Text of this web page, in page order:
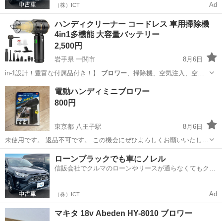
（株）ICT Ad
ハンディクリーナー コードレス 車用掃除機
4in1多機能 大容量バッテリー
2,500円
岩手県 一関市
8月6日
in-1設計！豊富な付属品付き！】 ブロワー、掃除機、空気注入、空気
抜き。このハ…
岩手 一関市 生活家電
電動ハンディミニブロワー
800円
東京都 八王子駅
8月6日
未使用です。 返品不可です。 この機会にぜひよろしくお願いいたしま
す。
東京 八王子市 八王子駅 その他
ローンブラックでも車にノレル
信販会社でクルマのローンやリースが通らなくてもクル
（株）ICT Ad
マキタ 18v Abeden HY-8010 ブロワー